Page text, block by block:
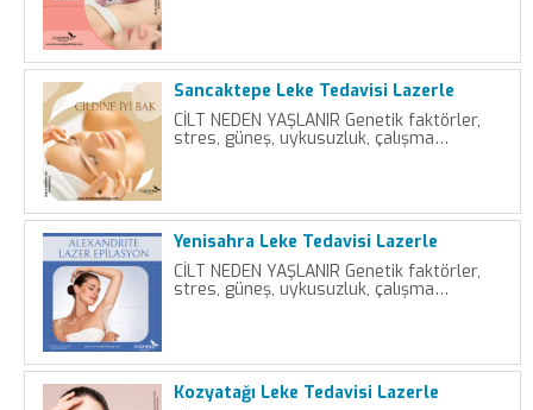
Sancaktepe Leke Tedavisi Lazerle
CİLT NEDEN YAŞLANIR Genetik faktörler,
stres, güneş, uykusuzluk, çalışma…
Yenisahra Leke Tedavisi Lazerle
CİLT NEDEN YAŞLANIR Genetik faktörler,
stres, güneş, uykusuzluk, çalışma…
Kozyatağı Leke Tedavisi Lazerle